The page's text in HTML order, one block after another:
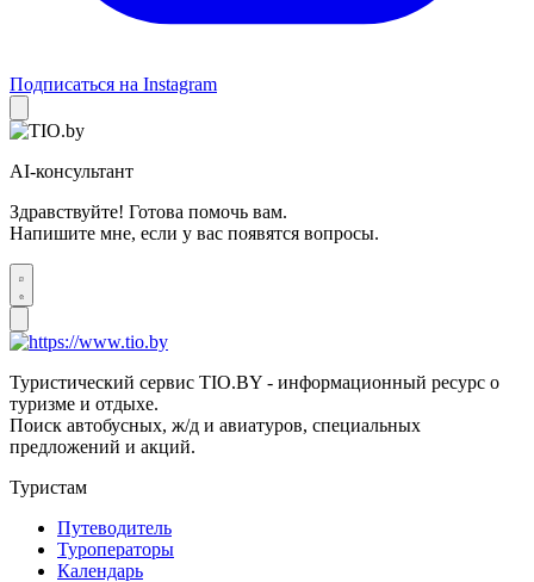
Подписаться на Instagram
AI-консультант
Здравствуйте! Готова помочь вам.
Напишите мне, если у вас появятся вопросы.
Туристический сервис TIO.BY - информационный ресурс о
туризме и отдыхе.
Поиск автобусных, ж/д и авиатуров, специальных
предложений и акций.
Туристам
Путеводитель
Туроператоры
Календарь